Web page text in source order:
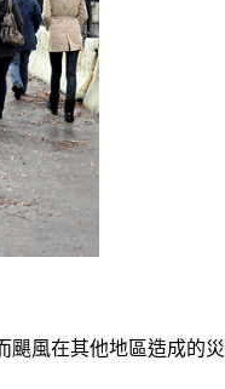
颶風在其他地區造成的災